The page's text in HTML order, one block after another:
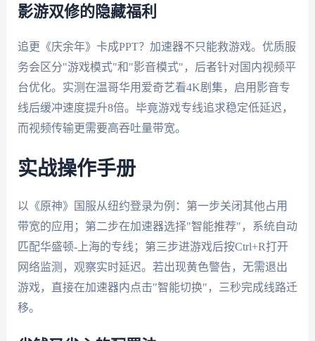
影游双修的隐藏福利
追更《庆余年》卡成PPT？加速器不只能救游戏。优质服
务会区分"游戏模式"和"影音模式"，后者针对国内视频平
台优化。实测在温哥华用爱奇艺看4K剧集，启用影音专
线后缓冲速度提升8倍。毕竟游戏专线追求稳定低延迟，
而视频传输更需要高吞吐量带宽。
实战操作手册
以《原神》国服从纽约登录为例：第一步关闭其他占用
带宽的应用；第二步在加速器选择"智能推荐"，系统自动
匹配华盛顿-上海的专线；第三步进游戏后按Ctrl+R打开
网络监测，观察实时延迟。若出现黄色警告，无需退出
游戏，直接在加速器内点击"智能切换"，三秒完成线路迁
移。